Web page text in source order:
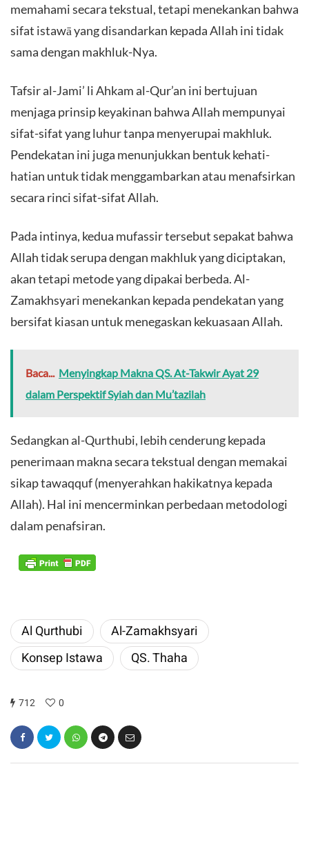
memahami secara tekstual, tetapi menekankan bahwa
sifat istawā yang disandarkan kepada Allah ini tidak
sama dengan makhluk-Nya.
Tafsir al-Jami’ li Ahkam al-Qur’an ini bertujuan
menjaga prinsip keyakinan bahwa Allah mempunyai
sifat-sifat yang luhur tanpa menyerupai makhluk.
Pendekatan ini juga menunjukkan bentuk kehati-
hatian untuk tidak menggambarkan atau menafsirkan
secara rinci sifat-sifat Allah.
Pada intinya, kedua mufassir tersebut sepakat bahwa
Allah tidak serupa dengan makhluk yang diciptakan,
akan tetapi metode yang dipakai berbeda. Al-
Zamakhsyari menekankan kepada pendekatan yang
bersifat kiasan untuk menegaskan kekuasaan Allah.
Baca... Menyingkap Makna QS. At-Takwir Ayat 29
dalam Perspektif Syiah dan Mu’tazilah
Sedangkan al-Qurthubi, lebih cenderung kepada
penerimaan makna secara tekstual dengan memakai
sikap tawaqquf (menyerahkan hakikatnya kepada
Allah). Hal ini mencerminkan perbedaan metodologi
dalam penafsiran.
Al Qurthubi
Al-Zamakhsyari
Konsep Istawa
QS. Thaha
712 0